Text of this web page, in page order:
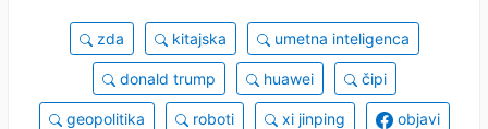
zda kitajska umetna inteligenca
donald trump huawei čipi
geopolitika roboti xi jinping objavi